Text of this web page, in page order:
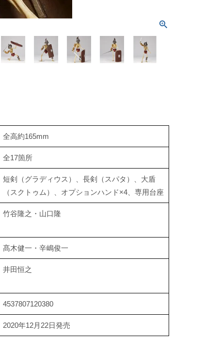
全高約165mm
全17箇所
短剣（グラディウス）、長剣（スパタ）、大盾
（スクトゥム）、オプションハンド×4、専用台座
竹谷隆之・山口隆
髙木健一・辛嶋俊一
井田恒之
4537807120380
2020年12月22日発売